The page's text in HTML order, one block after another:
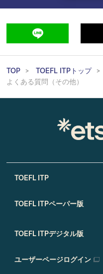
TOP TOEFL ITPトップ
よくある質問（その他）
TOEFL ITP
TOEFL ITPペーパー版
TOEFL ITPデジタル版
ユーザーページログイン